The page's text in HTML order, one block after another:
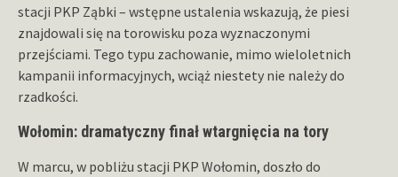
stacji PKP Ząbki – wstępne ustalenia wskazują, że piesi
znajdowali się na torowisku poza wyznaczonymi
przejściami. Tego typu zachowanie, mimo wieloletnich
kampanii informacyjnych, wciąż niestety nie należy do
rzadkości.
Wołomin: dramatyczny finał wtargnięcia na tory
W marcu, w pobliżu stacji PKP Wołomin, doszło do